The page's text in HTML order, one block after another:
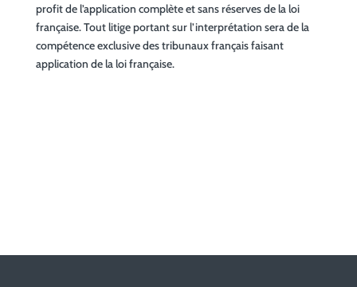
profit de l’application complète et sans réserves de la loi
française. Tout litige portant sur l’interprétation sera de la
compétence exclusive des tribunaux français faisant
application de la loi française.